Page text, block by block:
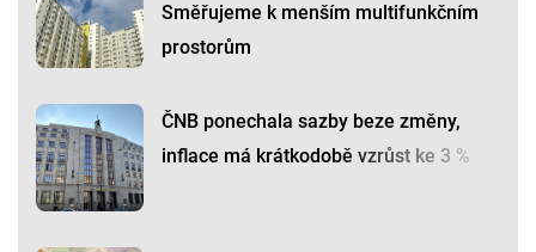
Směřujeme k menším multifunkčním
prostorům
ČNB ponechala sazby beze změny,
inflace má krátkodobě vzrůst ke 3 %